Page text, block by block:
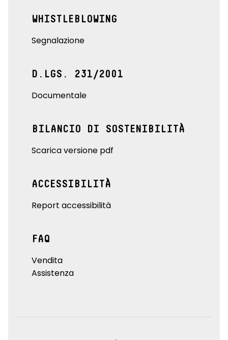
WHISTLEBLOWING
Segnalazione
D.LGS. 231/2001
Documentale
BILANCIO DI SOSTENIBILITÀ
Scarica versione pdf
ACCESSIBILITÀ
Report accessibilità
FAQ
Vendita
Assistenza